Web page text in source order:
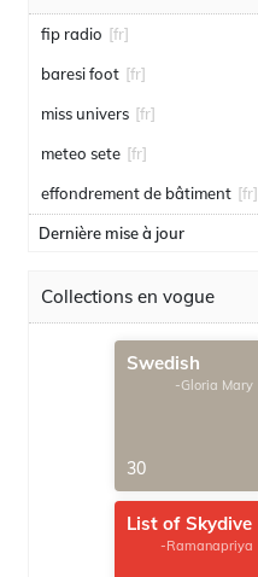
fip radio [fr]
baresi foot [fr]
miss univers [fr]
meteo sete [fr]
effondrement de bâtiment [fr]
Dernière mise à jour
Collections en vogue
Swedish
-Gloria Mary
30
List of Skydive
-Ramanapriya